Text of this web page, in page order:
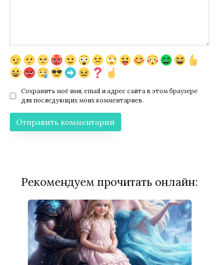
Сохранить моё имя, email и адрес сайта в этом браузере
для последующих моих комментариев.
Рекомендуем прочитать онлайн: